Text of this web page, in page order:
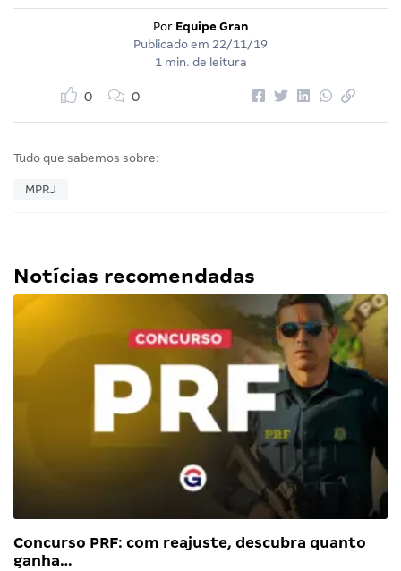
Por Equipe Gran
Publicado em 22/11/19
1 min. de leitura
0 0
Tudo que sabemos sobre:
MPRJ
Notícias recomendadas
Concurso PRF: com reajuste, descubra quanto
ganha…